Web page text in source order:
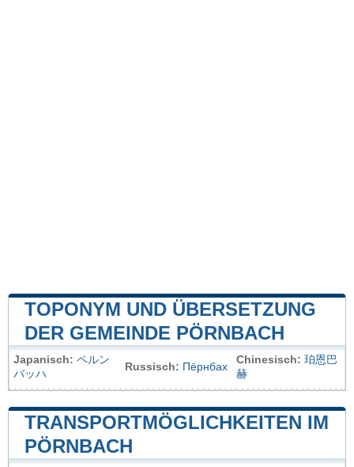
TOPONYM UND ÜBERSETZUNG
DER GEMEINDE PÖRNBACH
Japanisch: ペルン
バッハ
Russisch: Пёрнбах
Chinesisch: 珀恩巴
赫
TRANSPORTMÖGLICHKEITEN IM
PÖRNBACH